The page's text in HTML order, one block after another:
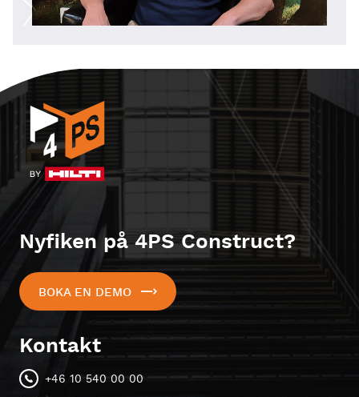
Nyfiken på 4PS Construct?
BOKA EN DEMO
Kontakt
+46 10 540 00 00